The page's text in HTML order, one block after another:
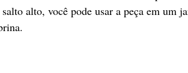
alto, você pode usar a peça em um